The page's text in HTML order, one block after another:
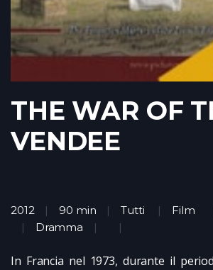
THE WAR OF
VENDEE
2012 90 min Tutti Film
Dramma
In Francia nel 1973, durante il